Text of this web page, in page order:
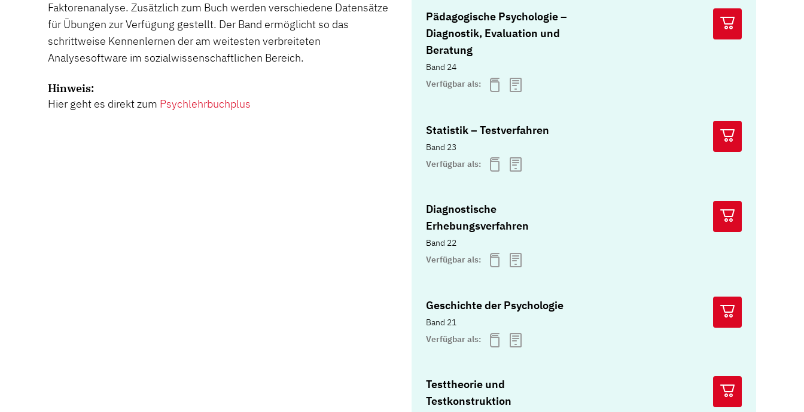
Pädagogische Psychologie –
Diagnostik, Evaluation und
Beratung
Band 24
Verfügbar als:
Statistik – Testverfahren
Band 23
Verfügbar als:
Diagnostische
Erhebungsverfahren
Band 22
Verfügbar als:
Geschichte der Psychologie
Band 21
Verfügbar als:
Testtheorie und
Testkonstruktion
Faktorenanalyse. Zusätzlich zum Buch werden verschiedene Datensätze
für Übungen zur Verfügung gestellt. Der Band ermöglicht so das
schrittweise Kennenlernen der am weitesten verbreiteten
Analysesoftware im sozialwissenschaftlichen Bereich.
Hinweis:
Hier geht es direkt zum Psychlehrbuchplus